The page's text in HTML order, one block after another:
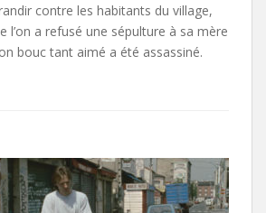
contre les habitants du village,
l’on a refusé une sépulture à sa mère
bouc tant aimé a été assassiné.